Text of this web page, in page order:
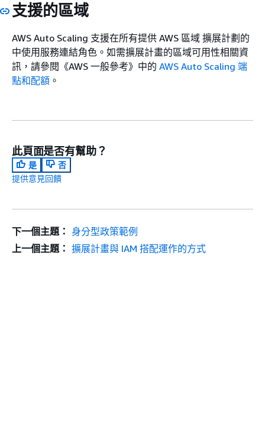
支援的區域
AWS Auto Scaling 支援在所有提供 AWS 區域 擴展計劃的
中使用服務連結角色。如需擴展計畫的區域可用性相關資
訊，請參閱《AWS 一般參考》中的 AWS Auto Scaling 端
點和配額 。
此頁面是否有幫助？
是
否
提供意見回饋
下一個主題： 身分型政策範例
上一個主題： 擴展計畫與 IAM 搭配運作的方式